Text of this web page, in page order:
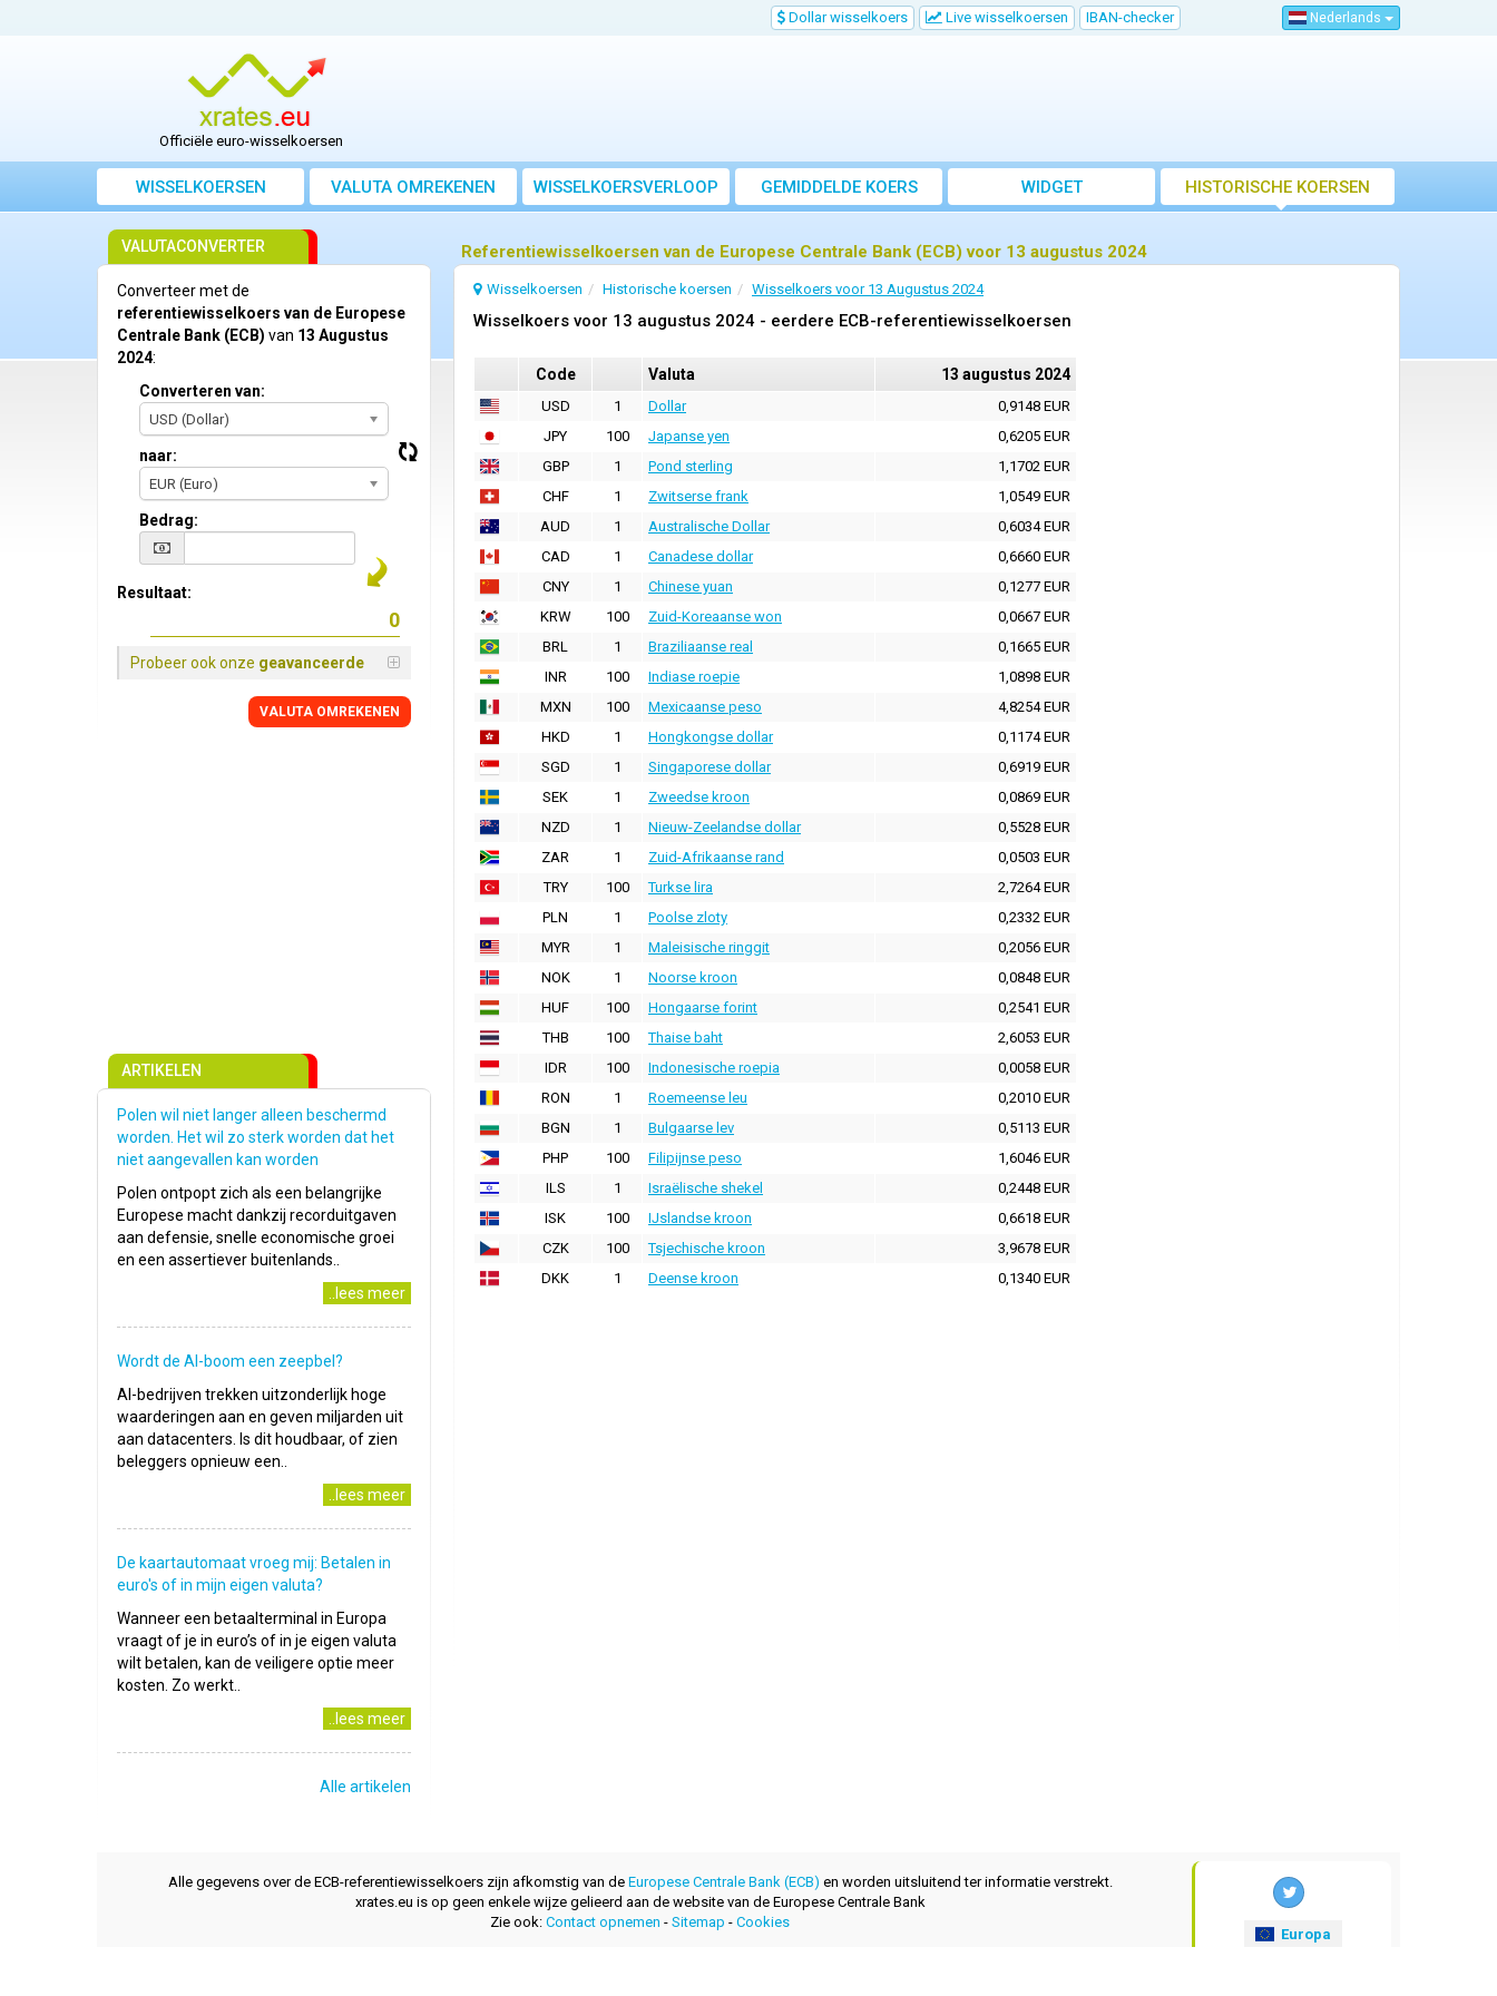
Dollar wisselkoers Live wisselkoersen IBAN-checker Nederlands
Officiële euro-wisselkoersen
WISSELKOERSEN VALUTA OMREKENEN WISSELKOERSVERLOOP GEMIDDELDE KOERS WIDGET HISTORISCHE KOERSEN
Referentiewisselkoersen van de Europese Centrale Bank (ECB) voor 13 augustus 2024
Wisselkoersen Historische koersen Wisselkoers voor 13 Augustus 2024
Wisselkoers voor 13 augustus 2024 - eerdere ECB-referentiewisselkoersen
Code Valuta 13 augustus 2024
USD 1 Dollar
0,9148 EUR
JPY
100 Japanse yen
0,6205 EUR
GBP
1 Pond sterling
1,1702 EUR
CHF
1 Zwitserse frank
1,0549 EUR
AUD
1 Australische Dollar
0,6034 EUR
CAD
1 Canadese dollar
0,6660 EUR
CNY
1 Chinese yuan
0,1277 EUR
KRW
100 Zuid-Koreaanse won
0,0667 EUR
BRL
1 Braziliaanse real
0,1665 EUR
INR
100 Indiase roepie
1,0898 EUR
MXN
100 Mexicaanse peso
4,8254 EUR
HKD
1 Hongkongse dollar
0,1174 EUR
SGD
1 Singaporese dollar
0,6919 EUR
SEK
1 Zweedse kroon
0,0869 EUR
NZD
1 Nieuw-Zeelandse dollar
0,5528 EUR
ZAR
1 Zuid-Afrikaanse rand
0,0503 EUR
TRY
100 Turkse lira
2,7264 EUR
PLN
1 Poolse zloty
0,2332 EUR
MYR
1 Maleisische ringgit
0,2056 EUR
NOK
1 Noorse kroon
0,0848 EUR
HUF
100 Hongaarse forint
0,2541 EUR
THB
100 Thaise baht
2,6053 EUR
IDR
100 Indonesische roepia
0,0058 EUR
RON
1 Roemeense leu
0,2010 EUR
BGN
1 Bulgaarse lev
0,5113 EUR
PHP
100 Filipijnse peso
1,6046 EUR
ILS
1 Israëlische shekel
0,2448 EUR
ISK
100 IJslandse kroon
0,6618 EUR
CZK
100 Tsjechische kroon
3,9678 EUR
DKK
1 Deense kroon 0,1340 EUR
VALUTACONVERTER
Converteer met de
referentiewisselkoers van de Europese
Centrale Bank (ECB) van 13 Augustus
2024:
Converteren van:
USD (Dollar)
naar:
EUR (Euro)
Bedrag:
Resultaat:
Probeer ook onze geavanceerde
VALUTA OMREKENEN
ARTIKELEN
Polen wil niet langer alleen beschermd
worden. Het wil zo sterk worden dat het
niet aangevallen kan worden
Polen ontpopt zich als een belangrijke
Europese macht dankzij recorduitgaven
aan defensie, snelle economische groei
en een assertiever buitenlands..
..lees meer
Wordt de AI-boom een zeepbel?
AI-bedrijven trekken uitzonderlijk hoge
waarderingen aan en geven miljarden uit
aan datacenters. Is dit houdbaar, of zien
beleggers opnieuw een..
..lees meer
De kaartautomaat vroeg mij: Betalen in
euro's of in mijn eigen valuta?
Wanneer een betaalterminal in Europa
vraagt of je in euro’s of in je eigen valuta
wilt betalen, kan de veiligere optie meer
kosten. Zo werkt..
..lees meer
Alle artikelen
Alle gegevens over de ECB-referentiewisselkoers zijn afkomstig van de Europese Centrale Bank (ECB) en worden uitsluitend ter informatie verstrekt.
xrates.eu is op geen enkele wijze gelieerd aan de website van de Europese Centrale Bank
Zie ook: Contact opnemen - Sitemap - Cookies
Europa